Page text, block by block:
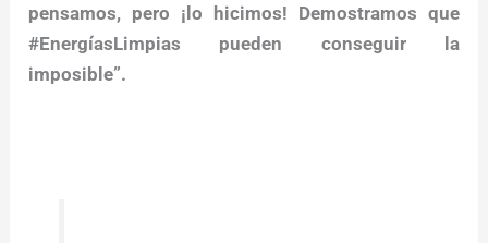
pensamos, pero ¡lo hicimos! Demostramos que
#EnergíasLimpias pueden conseguir la
imposible”.